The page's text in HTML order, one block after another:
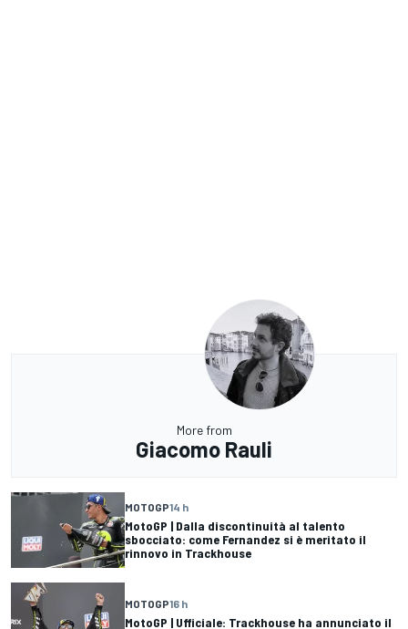
More from
Giacomo Rauli
MOTOGP14 h
MotoGP | Dalla discontinuità al talento
sbocciato: come Fernandez si è meritato il
rinnovo in Trackhouse
MOTOGP16 h
MotoGP | Ufficiale: Trackhouse ha annunciato il